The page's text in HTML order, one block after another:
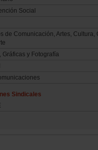
Social
de Comunicación, Artes, Cultura,
Gráficas y Fotografía
Sindicales